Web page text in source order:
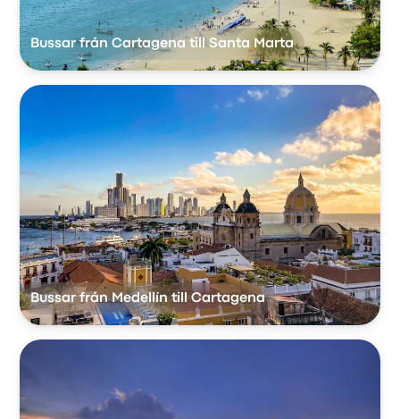
Bussar från Cartagena till Santa Marta
Bussar från Medellín till Cartagena